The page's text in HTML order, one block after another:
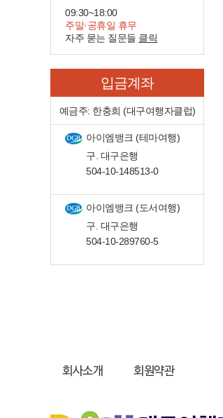
09:30~18:00
주말·공휴일 휴무
자주 묻는 질문들 클릭
입금계좌
예금주: 한충희 (대구여행자클럽)
아이엠뱅크 (테마여행)
구. 대구은행
504-10-148513-0
아이엠뱅크 (도서여행)
구. 대구은행
504-10-289760-5
회사소개 회원약관